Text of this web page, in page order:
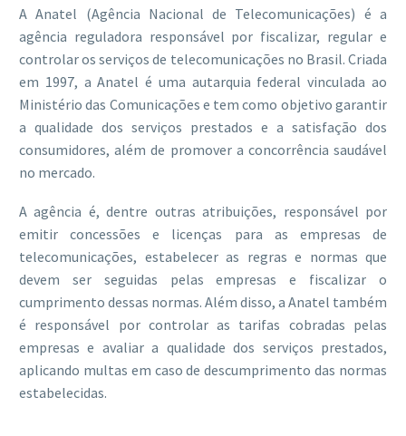
A Anatel (Agência Nacional de Telecomunicações) é a
agência reguladora responsável por fiscalizar, regular e
controlar os serviços de telecomunicações no Brasil. Criada
em 1997, a Anatel é uma autarquia federal vinculada ao
Ministério das Comunicações e tem como objetivo garantir
a qualidade dos serviços prestados e a satisfação dos
consumidores, além de promover a concorrência saudável
no mercado.
A agência é, dentre outras atribuições, responsável por
emitir concessões e licenças para as empresas de
telecomunicações, estabelecer as regras e normas que
devem ser seguidas pelas empresas e fiscalizar o
cumprimento dessas normas. Além disso, a Anatel também
é responsável por controlar as tarifas cobradas pelas
empresas e avaliar a qualidade dos serviços prestados,
aplicando multas em caso de descumprimento das normas
estabelecidas.